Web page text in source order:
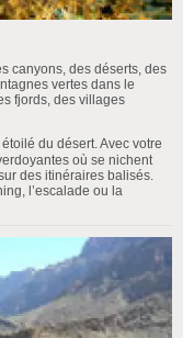
canyons, des déserts, des
vertes dans le
fjords, des villages
du désert. Avec votre
où se nichent
des itinéraires balisés.
l’escalade ou la